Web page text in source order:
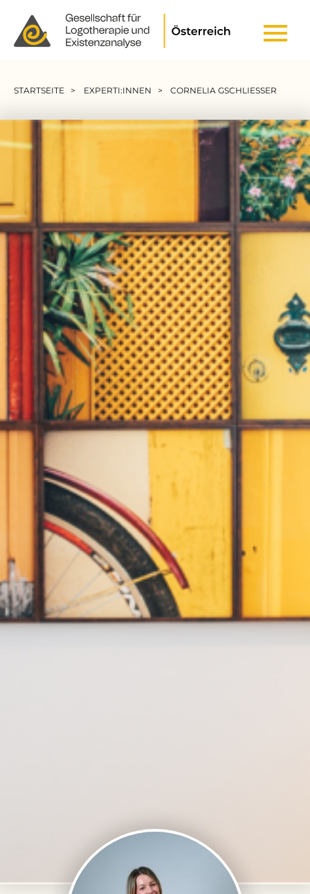
STARTSEITE EXPERTI:INNEN CORNELIA GSCHLIESSER